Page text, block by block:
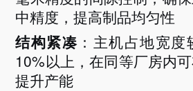
中精度，提高制品均匀性
结构紧凑 ：主机占地宽
10%以上，在同等厂房内
提升产能